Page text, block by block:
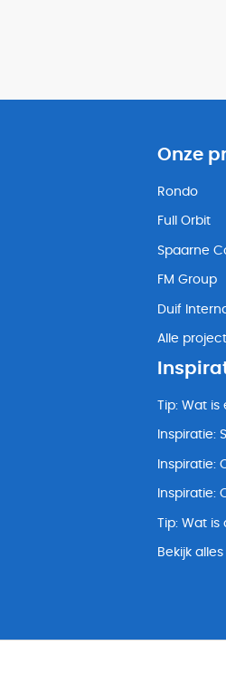
Onze
Rondo
Full Orbit
Spaarne
FM Group
Duif
Alle
Tip: Wat
Inspiratie:
Inspiratie:
Inspiratie:
Tip: Wat
Bekijk alles